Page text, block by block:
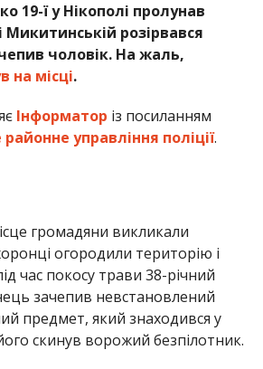
19-ї у Нікополі пролунав
Микитинській розірвався
чоловік. На жаль,
на місці.
Інформатор із посиланням
управління поліції.
громадяни викликали
огородили територію і
час покосу трави 38-річний
зачепив невстановлений
предмет, який знаходився у
скинув ворожий безпілотник.